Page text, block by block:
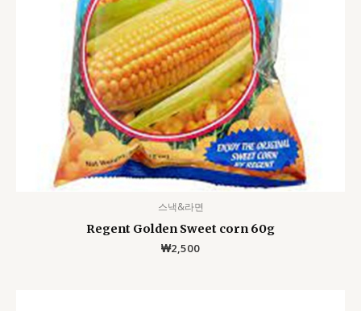
스낵&라면
Regent Golden Sweet corn 60g
₩2,500